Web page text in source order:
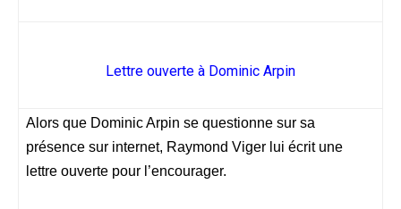
Lettre ouverte à Dominic Arpin
Alors que Dominic Arpin se questionne sur sa
présence sur internet, Raymond Viger lui écrit une
lettre ouverte pour l’encourager.